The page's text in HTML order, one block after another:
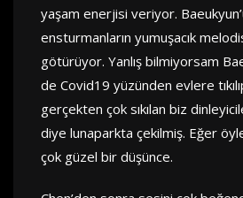
yaşam enerjisi veriyor.
ensturmanların yumuşacık
götürüyor. Yanlış bilmiyorsam
de Covid19 yüzünden evlere
gerçekten çok sıkılan biz
diye lunaparkta çekilmiş. Eğer
çok güzel bir düşünce.